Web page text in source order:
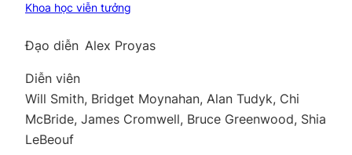
Khoa học viễn tưởng
Đạo diễn Alex Proyas
Diễn viên
Will Smith, Bridget Moynahan, Alan Tudyk, Chi
McBride, James Cromwell, Bruce Greenwood, Shia
LeBeouf